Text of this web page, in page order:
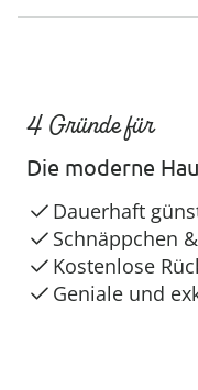
4 Gründe für
Die moderne
Dauerhaft
Schnäppchen
Kostenlose
Geniale und